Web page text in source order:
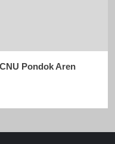
Pondok Aren